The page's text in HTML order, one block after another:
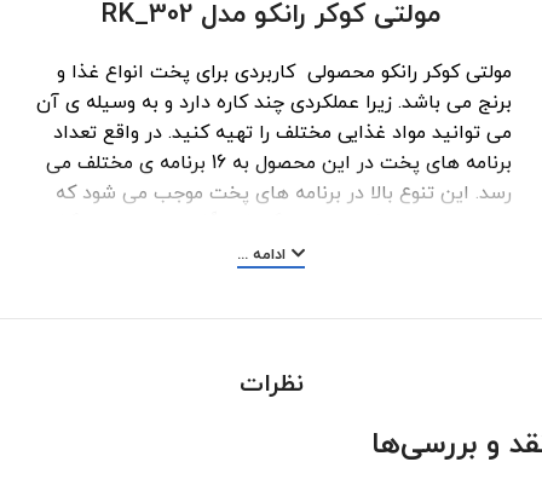
مولتی کوکر رانکو مدل RK_302
مولتی کوکر رانکو محصولی کاربردی برای پخت انواع غذا و
برنج می باشد. زیرا عملکردی چند کاره دارد و به وسیله ی آن
می توانید مواد غذایی مختلف را تهیه کنید. در واقع تعداد
برنامه‌ های پخت در این محصول به 16 برنامه ی مختلف می
رسد. این تنوع بالا در برنامه های پخت موجب می‌ شود که
در آشپزخانه تبدیل شود. عملکردهای پلوپز، زودپز، ارام پز دارا
است .
ادامه ...
نظرات
و بررسی‌ها